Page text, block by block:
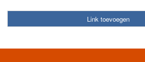
Link toevoegen